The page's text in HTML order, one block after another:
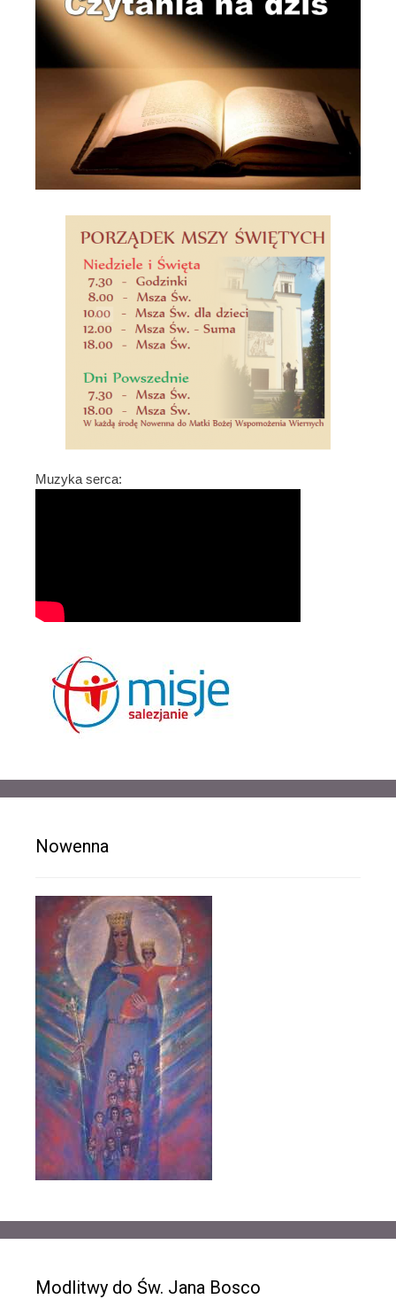
Muzyka serca:
Nowenna
Modlitwy do Św. Jana Bosco